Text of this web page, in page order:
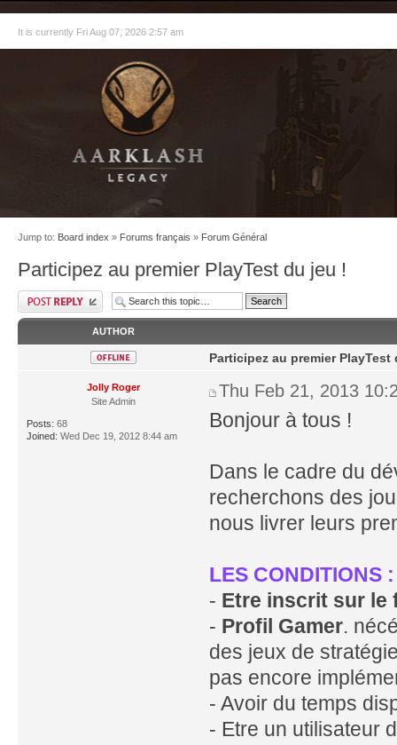
It is currently Fri Aug 07, 2026 2:57 am
Jump to: Board index » Forums français » Forum Général
Participez au premier PlayTest du jeu !
AUTHOR
Jolly Roger
Site Admin
Posts: 68
Joined: Wed Dec 19, 2012 8:44 am
Participez au premier PlayTest
Thu Feb 21, 2013
Bonjour à tous !
Dans le cadre du
recherchons des
nous livrer leurs
LES CONDITIONS :
- Etre inscrit sur le
- Profil Gamer.
des jeux de
pas encore
- Avoir du temps
- Etre un utilisateur